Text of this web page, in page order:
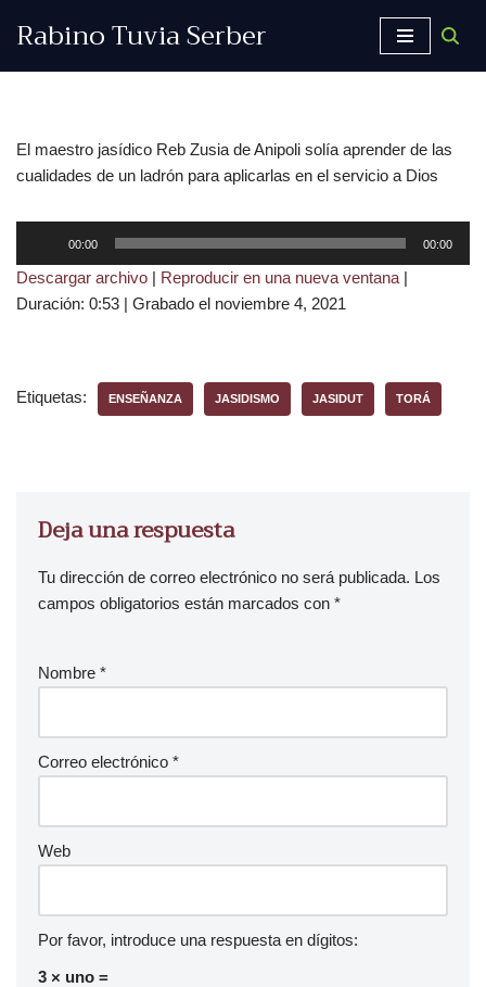
Rabino Tuvia Serber
El maestro jasídico Reb Zusia de Anipoli solía aprender de las
cualidades de un ladrón para aplicarlas en el servicio a Dios
p
r
u
00:00 00:00
Descargar archivo | Reproducir en una nueva ventana |
Duración: 0:53 | Grabado el noviembre 4, 2021
Etiquetas: ENSEÑANZA JASIDISMO JASIDUT TORÁ
Deja una respuesta
Tu dirección de correo electrónico no será publicada. Los
campos obligatorios están marcados con *
Nombre *
Correo electrónico *
Web
Por favor, introduce una respuesta en dígitos:
3 × uno =